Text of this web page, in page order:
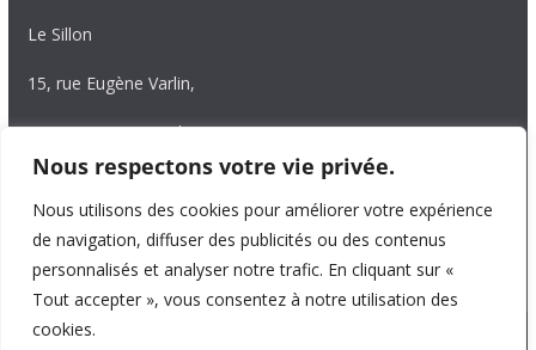
Nous respectons votre vie privée.
Nous utilisons des cookies pour améliorer votre expérience
de navigation, diffuser des publicités ou des contenus
personnalisés et analyser notre trafic. En cliquant sur «
Tout accepter », vous consentez à notre utilisation des
cookies.
Le Sillon
15, rue Eugène Varlin,
87036 Limoges Cedex.
Tél. 05 55 06 14 15
Nous écrire